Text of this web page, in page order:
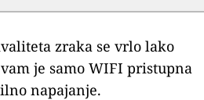
zraka se vrlo lako
je samo WIFI pristupna
napajanje.